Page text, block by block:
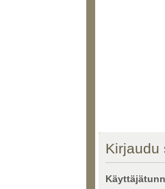
Kirjaudu